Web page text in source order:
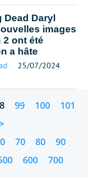
Dead Daryl
images
2 ont été
a hâte
25/07/2024
99 100
101
70 80
90
600 700